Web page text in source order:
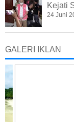
Kejati
24 Juni
GALERI IKLAN